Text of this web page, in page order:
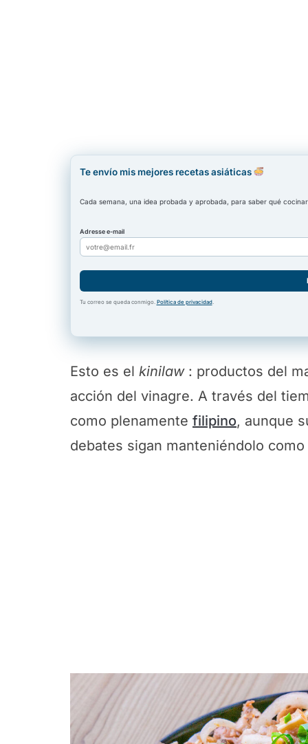
Te envío mis mejores recetas asiáticas
Cada semana, una idea probada y aprobada, para saber qué
Adresse e-mail
Tu correo se queda conmigo. Política de privacidad.
Esto es el kinilaw: productos del
acción del vinagre. A través del
como plenamente filipino, aunque
debates sigan manteniéndolo